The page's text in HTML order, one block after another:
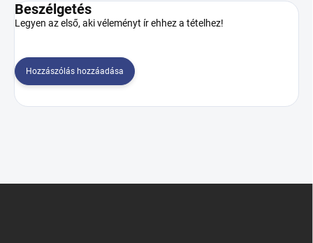
Beszélgetés
Legyen az első, aki véleményt ír ehhez a tételhez!
Hozzászólás hozzáadása